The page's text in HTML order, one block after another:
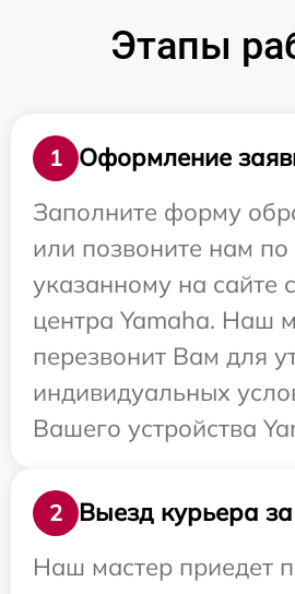
Этапы
1
Оформление
Заполните форму
или позвоните нам по
указанному на сайте
центра Yamaha. Наш
перезвонит Вам для
индивидуальных
Вашего устройства
2
Выезд курьера
Наш мастер приедет